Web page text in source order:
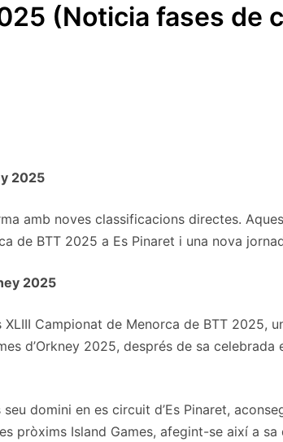
(Noticia fases de
2025
amb noves classificacions directes.
de BTT 2025 a Es Pinaret i una nova
2025
Campionat de Menorca de BTT 2025,
d’Orkney 2025, després de sa
domini en es circuit d’Es Pinaret,
pròxims Island Games, afegint-se així a